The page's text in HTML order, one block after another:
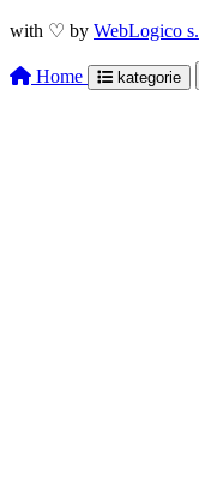
with ♡ by WebLogico
Home kategorie